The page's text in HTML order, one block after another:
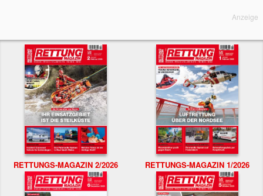
Anzeige
RETTUNGS-MAGAZIN 2/2026 RETTUNGS-MAGAZIN 1/2026